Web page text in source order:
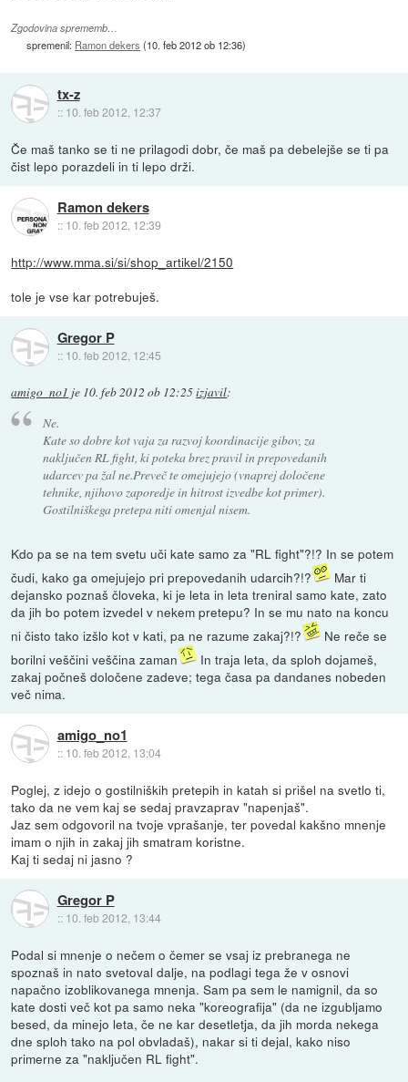
Zgodovina sprememb…
spremenil: Ramon dekers (10. feb 2012 ob 12:36)
tx-z
:: 10. feb 2012, 12:37
Če maš tanko se ti ne prilagodi dobr, če maš pa debelejše se ti pa
čist lepo porazdeli in ti lepo drži.
Ramon dekers
:: 10. feb 2012, 12:39
http://www.mma.si/si/shop_artikel/2150
tole je vse kar potrebuješ.
Gregor P
:: 10. feb 2012, 12:45
amigo_no1 je 10. feb 2012 ob 12:25izjavil:
Ne.
Kate so dobre kot vaja za razvoj koordinacije gibov, za
naključen RL fight, ki poteka brez pravil in prepovedanih
udarcev pa žal ne.Preveč te omejujejo (vnaprej določene
tehnike, njihovo zaporedje in hitrost izvedbe kot primer).
Gostilniškega pretepa niti omenjal nisem.
Kdo pa se na tem svetu uči kate samo za "RL fight"?!? In se potem
čudi, kako ga omejujejo pri prepovedanih udarcih?!?
Mar ti
dejansko poznaš človeka, ki je leta in leta treniral samo kate, zato
da jih bo potem izvedel v nekem pretepu? In se mu nato na koncu
ni čisto tako izšlo kot v kati, pa ne razume zakaj?!?
Ne reče se
borilni veščini veščina zaman
In traja leta, da sploh dojameš,
zakaj počneš določene zadeve; tega časa pa dandanes nobeden
več nima.
amigo_no1
:: 10. feb 2012, 13:04
Poglej, z idejo o gostilniških pretepih in katah si prišel na svetlo ti,
tako da ne vem kaj se sedaj pravzaprav "napenjaš".
Jaz sem odgovoril na tvoje vprašanje, ter povedal kakšno mnenje
imam o njih in zakaj jih smatram koristne.
Kaj ti sedaj ni jasno ?
Gregor P
:: 10. feb 2012, 13:44
Podal si mnenje o nečem o čemer se vsaj iz prebranega ne
spoznaš in nato svetoval dalje, na podlagi tega že v osnovi
napačno izoblikovanega mnenja. Sam pa sem le namignil, da so
kate dosti več kot pa samo neka "koreografija" (da ne izgubljamo
besed, da minejo leta, če ne kar desetletja, da jih morda nekega
dne sploh tako na pol obvladaš), nakar si ti dejal, kako niso
primerne za "naključen RL fight".